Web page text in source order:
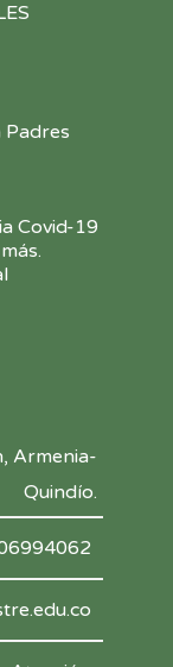
Padres
Covid-19
Armenia-
Quindío.